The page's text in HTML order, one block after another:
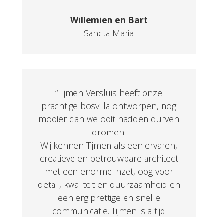
Willemien en Bart
Sancta Maria
“Tijmen Versluis heeft onze
prachtige bosvilla ontworpen, nog
mooier dan we ooit hadden durven
dromen.
Wij kennen Tijmen als een ervaren,
creatieve en betrouwbare architect
met een enorme inzet, oog voor
detail, kwaliteit en duurzaamheid en
een erg prettige en snelle
communicatie. Tijmen is altijd